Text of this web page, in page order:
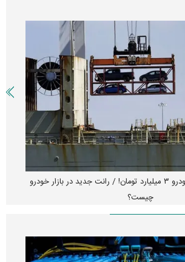
امتیاز واردات خودرو ۳ میلیارد تومان! / رانت جدید در بازار خودرو
چیست؟